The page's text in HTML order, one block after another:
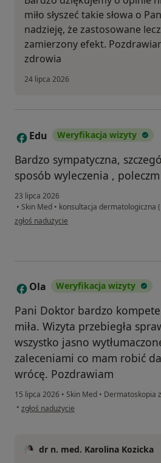
miło słyszeć takie słowa o
nadzieję, że zastosowane
zamierzony efekt.
zdrowia
24 lipca 2026
E Edu Weryfikacja wizyty
Bardzo sympatyczna,
sposób wyleczenia , poleczm
23 lipca 2026
• Skin Med • konsultacja dermatologiczna
w opinii użytkownika Edu
zgłoś nadużycie
O Ola Weryfikacja wizyty
Pani Doktor bardzo
miła. Wizyta przebiegła
wszystko jasno
zaleceniami co mam robić
wrócę. Pozdrawiam
15 lipca 2026 • Skin Med • Dermatoskopia
• w opinii użytkownika Ola
zgłoś nadużycie
dr n. med. Karolina Kozicka